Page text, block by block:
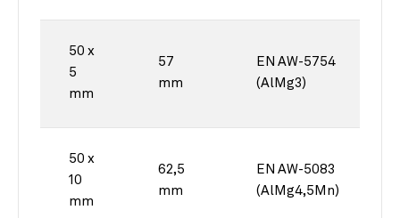
50 x
5
mm
57
mm
EN AW-5754
(AlMg3)
50 x
10
mm
62,5
mm
EN AW-5083
(AlMg4,5Mn)